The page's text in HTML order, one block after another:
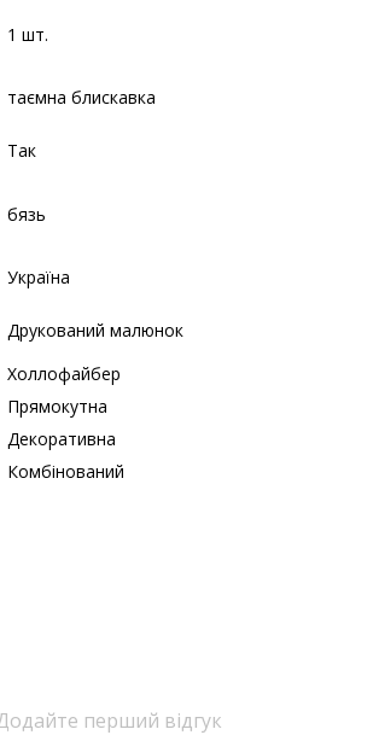
1 шт.
таємна блискавка
Так
бязь
Україна
Друкований малюнок
Холлофайбер
Прямокутна
Декоративна
Комбінований
перший відгук